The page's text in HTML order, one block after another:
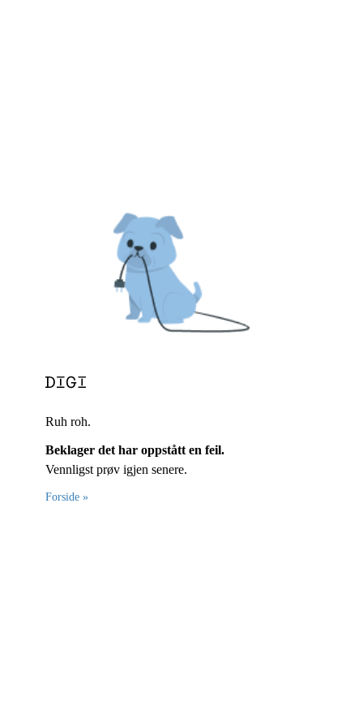
Ruh roh.
Beklager det har oppstått en feil.
Vennligst prøv igjen senere.
Forside »